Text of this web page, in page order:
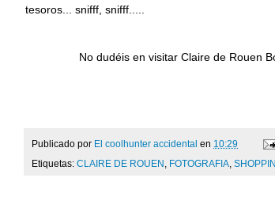
tesoros... snifff, snifff.....
No dudéis en visitar Claire de Rouen
Publicado por El coolhunter accidental en 10:29
Etiquetas: CLAIRE DE ROUEN FOTOGRAFIA